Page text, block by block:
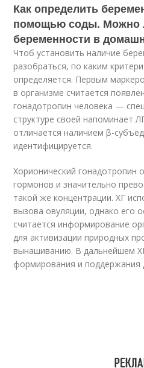
Как определить
помощью соды. Можно
беременности в
Чтоб установить наличие
разобраться, по каким
определяется. Первым
в организме считается
гонадотропин человека —
структуре своей напоминает
отличается наличием β-
идентифицируется.
Хорионический гонадотропин
гормонов и значительно
такой же концентрации. ХГ
вызова овуляции, однако его
считается информирование
для активизации природных
вынашиванию. В дальнейшем
формирования и поддержания